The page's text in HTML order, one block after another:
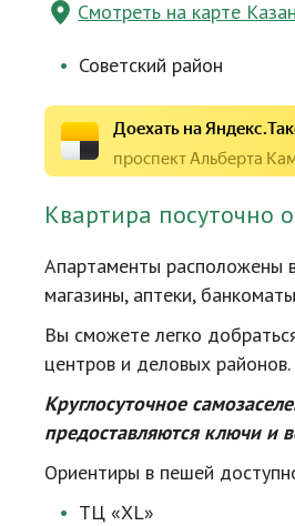
Смотреть на карте
Советский район
Доехать на
проспект Альберта
Квартира посуточно
Апартаменты расположены
магазины, аптеки,
Вы сможете легко
центров и деловых
Круглосуточное
предоставляются ключи и
Ориентиры в пешей
ТЦ «XL»